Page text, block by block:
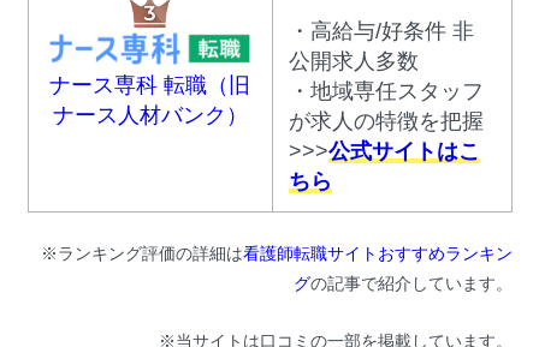
ナース専科 転職（旧
ナース人材バンク）
・高給与/好条件 非
公開求人多数
・地域専任スタッフ
が求人の特徴を把握
>>>公式サイトはこ
ちら
※ランキング評価の詳細は看護師転職サイトおすすめランキン
グの記事で紹介しています。
※当サイトは口コミの一部を掲載しています。